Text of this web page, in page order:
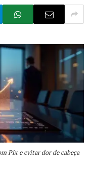
Pix e evitar dor de cabeça